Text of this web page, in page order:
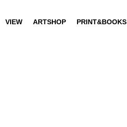
VIEW ARTSHOP PRINT&BOOKS